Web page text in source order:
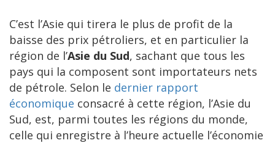
C’est l’Asie qui tirera le plus de profit de la
baisse des prix pétroliers, et en particulier la
région de l’Asie du Sud, sachant que tous les
pays qui la composent sont importateurs nets
de pétrole. Selon le dernier rapport
économique consacré à cette région, l’Asie du
Sud, est, parmi toutes les régions du monde,
celle qui enregistre à l’heure actuelle l’économie